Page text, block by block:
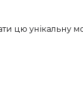
цю унікальну